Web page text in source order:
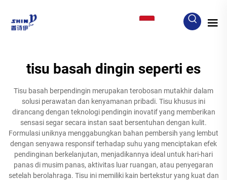
tisu basah dingin seperti es
Tisu basah berpendingin merupakan terobosan mutakhir dalam
solusi perawatan dan kenyamanan pribadi. Tisu khusus ini
dirancang dengan teknologi pendingin inovatif yang memberikan
sensasi segar secara instan saat bersentuhan dengan kulit.
Formulasi uniknya menggabungkan bahan pembersih yang lembut
dengan senyawa responsif terhadap suhu yang menciptakan efek
pendinginan berkelanjutan, menjadikannya ideal untuk hari-hari
panas di musim panas, aktivitas luar ruangan, atau penyegaran
setelah berolahraga. Tisu ini memiliki kain bertekstur yang kuat dan